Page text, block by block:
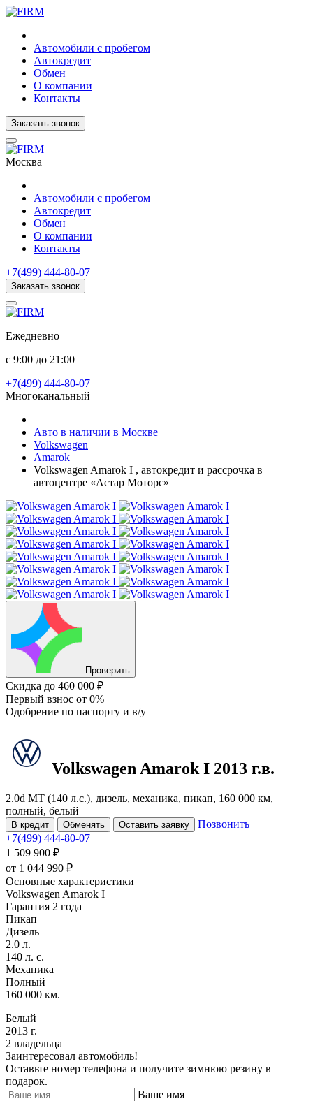
Автомобили с пробегом
Автокредит
Обмен
О компании
Контакты
Заказать звонок
Москва
Автомобили с пробегом
Автокредит
Обмен
О компании
Контакты
+7(499) 444-80-07
Заказать звонок
Ежедневно
с 9:00 до 21:00
+7(499) 444-80-07
Многоканальный
Авто в наличии в Москве
Volkswagen
Amarok
Volkswagen Amarok I , автокредит и рассрочка в
автоцентре «Астар Моторс»
Проверить
Скидка до 460 000 ₽
Первый взнос от 0%
Одобрение по паспорту и в/у
Volkswagen Amarok I 2013 г.в.
2.0d MT (140 л.с.), дизель, механика, пикап, 160 000 км,
полный, белый
В кредит Обменять Оставить заявку
Позвонить
+7(499) 444-80-07
1 509 900 ₽
от 1 044 990 ₽
Основные характеристики
Volkswagen Amarok I
Гарантия 2 года
Пикап
Дизель
2.0 л.
140 л. с.
Механика
Полный
160 000 км.
Белый
2013 г.
2 владельца
Заинтересовал автомобиль!
Оставьте номер телефона и получите зимнюю резину в
подарок.
Ваше имя